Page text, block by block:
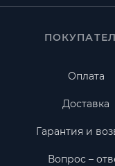
Оплата
Доставка
Гарантия и
Вопрос –